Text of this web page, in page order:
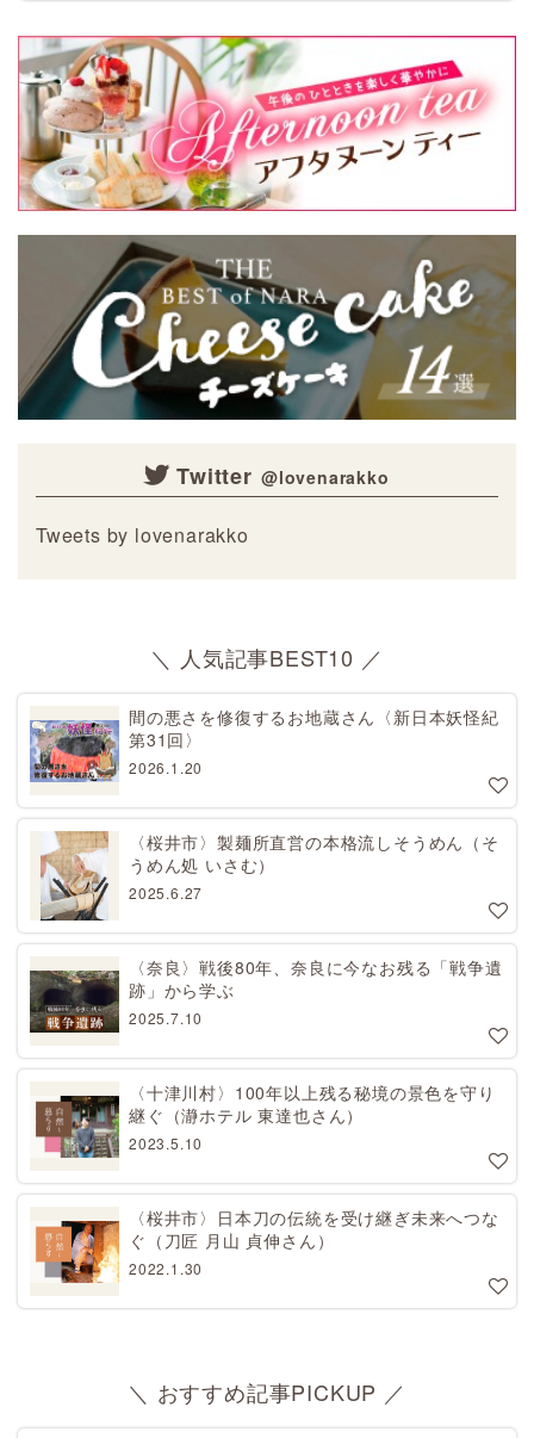
Twitter
Tweets by lovenarakko
＼ 人気記事BEST10 ／
間の悪さを修復するお地蔵さん〈新日本妖怪紀
第31回〉
2026.1.20
〈桜井市〉製麺所直営の本格流しそうめん（そ
うめん処 いさむ）
2025.6.27
〈奈良〉戦後80年、奈良に今なお残る「戦争遺
跡」から学ぶ
2025.7.10
〈十津川村〉100年以上残る秘境の景色を守り
継ぐ（瀞ホテル 東達也さん）
2023.5.10
〈桜井市〉日本刀の伝統を受け継ぎ未来へつな
ぐ（刀匠 月山 貞伸さん）
2022.1.30
＼ おすすめ記事PICKUP ／